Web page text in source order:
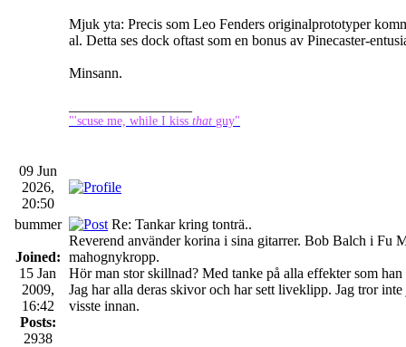
Mjuk yta: Precis som Leo Fenders originalprototyper
al. Detta ses dock oftast som en bonus av Pinecaster-
Minsann.
"'scuse me, while I kiss that guy"
09 Jun
2026,
20:50
bummer
Joined:
15 Jan
2009,
16:42
Posts:
2938
Re: Tankar kring tonträ..
Reverend använder korina i sina gitarrer. Bob Balch i Fu
mahognykropp.
Hör man stor skillnad? Med tanke på alla effekter som
Jag har alla deras skivor och har sett liveklipp. Jag tror
visste innan.